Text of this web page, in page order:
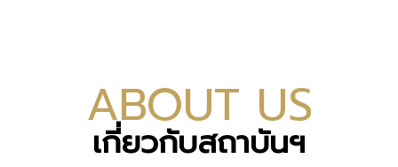
ABOUT US
เกี่ยวกับสถาบันฯ